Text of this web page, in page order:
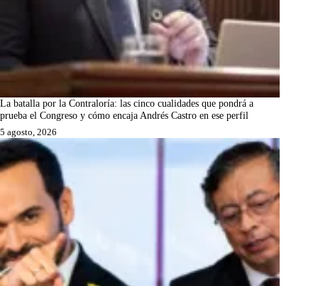
La batalla por la Contraloría: las cinco cualidades que pondrá a
prueba el Congreso y cómo encaja Andrés Castro en ese perfil
5 agosto, 2026